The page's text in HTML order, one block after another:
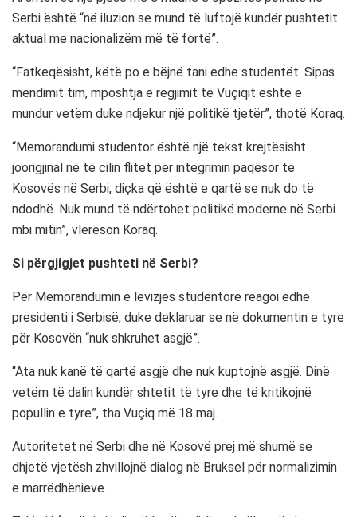
Serbi është “në iluzion se mund të luftojë kundër pushtetit
aktual me nacionalizëm më të fortë”.
“Fatkeqësisht, këtë po e bëjnë tani edhe studentët. Sipas
mendimit tim, mposhtja e regjimit të Vuçiqit është e
mundur vetëm duke ndjekur një politikë tjetër”, thotë Koraq.
“Memorandumi studentor është një tekst krejtësisht
joorigjinal në të cilin flitet për integrimin paqësor të
Kosovës në Serbi, diçka që është e qartë se nuk do të
ndodhë. Nuk mund të ndërtohet politikë moderne në Serbi
mbi mitin”, vlerëson Koraq.
Si përgjigjet pushteti në Serbi?
Për Memorandumin e lëvizjes studentore reagoi edhe
presidenti i Serbisë, duke deklaruar se në dokumentin e tyre
për Kosovën “nuk shkruhet asgjë”.
“Ata nuk kanë të qartë asgjë dhe nuk kuptojnë asgjë. Dinë
vetëm të dalin kundër shtetit të tyre dhe të kritikojnë
popullin e tyre”, tha Vuçiq më 18 maj.
Autoritetet në Serbi dhe në Kosovë prej më shumë se
dhjetë vjetësh zhvillojnë dialog në Bruksel për normalizimin
e marrëdhënieve.